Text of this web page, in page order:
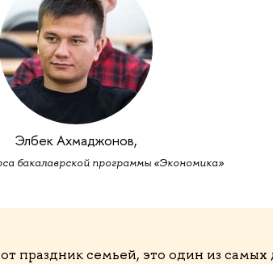
Элбек Ахмаджонов,
бакалаврской программы «Экономика»
праздник семьей, это один из самых